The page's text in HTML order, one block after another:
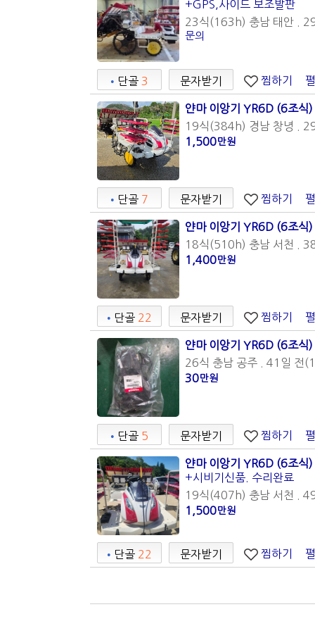
+GPS,사이드 보조발판
23식(163h) 충남 태안 .
문의
• 단골 3 문자받기 찜하기
얀마 이앙기 YR6D (6조식)
19식(384h) 경남 창녕 .
1,500만원
• 단골 7 문자받기 찜하기
얀마 이앙기 YR6D (6조식)
18식(510h) 충남 서천 .
1,400만원
• 단골 22 문자받기 찜하기
얀마 이앙기 YR6D (6조식)
26식 충남 공주 . 41일 전
30만원
• 단골 5 문자받기 찜하기
얀마 이앙기 YR6D (6조식)
+시비기신품. 수리완료
19식(407h) 충남 서천 .
1,500만원
• 단골 22 문자받기 찜하기